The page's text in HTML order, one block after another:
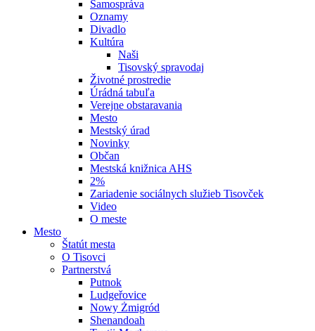
Samospráva
Oznamy
Divadlo
Kultúra
Naši
Tisovský spravodaj
Životné prostredie
Úrádná tabuľa
Verejne obstaravania
Mesto
Mestský úrad
Novinky
Občan
Mestská knižnica AHS
2%
Zariadenie sociálnych služieb Tisovček
Video
O meste
Mesto
Štatút mesta
O Tisovci
Partnerstvá
Putnok
Ludgeřovice
Nowy Żmigród
Shenandoah